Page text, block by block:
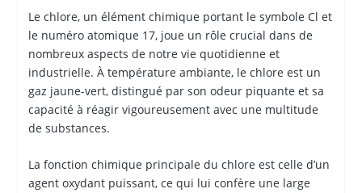
Le chlore, un élément chimique portant le symbole Cl et
le numéro atomique 17, joue un rôle crucial dans de
nombreux aspects de notre vie quotidienne et
industrielle. À température ambiante, le chlore est un
gaz jaune-vert, distingué par son odeur piquante et sa
capacité à réagir vigoureusement avec une multitude
de substances.
La fonction chimique principale du chlore est celle d’un
agent oxydant puissant, ce qui lui confère une large